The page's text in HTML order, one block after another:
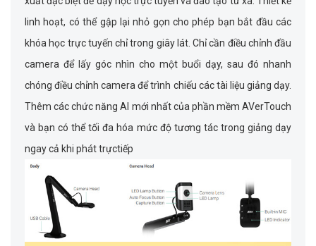
linh hoạt, có thể gập lại nhỏ gọn cho phép bạn bắt đầu các
khóa học trực tuyến chỉ trong giây lát. Chỉ cần điều chỉnh đầu
camera để lấy góc nhìn cho một buổi dạy, sau đó nhanh
chóng điều chỉnh camera để trình chiếu các tài liệu giảng dạy.
Thêm các chức năng AI mới nhất của phần mềm AVerTouch
và bạn có thể tối đa hóa mức độ tương tác trong giảng dạy
ngay cả khi phát trựctiếp